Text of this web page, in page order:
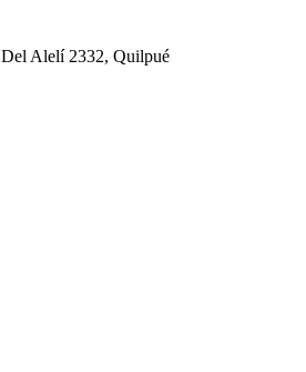
Del Alelí 2332, Quilpué